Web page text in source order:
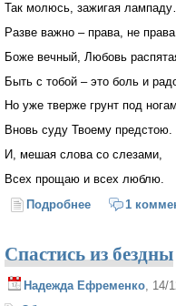
Так молюсь, зажигая
Разве важно – права, не
Боже вечный, Любовь
Быть с тобой – это боль и
Но уже тверже грунт под
Вновь суду Твоему предстою.
И, мешая слова со слезами,
Всех прощаю и всех люблю.
Подробнее о Стали
1
Спастись из бездны
Надежда Ефременко, 14/